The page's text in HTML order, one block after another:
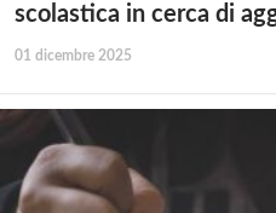
scolastica in cerca di
01 dicembre 2025